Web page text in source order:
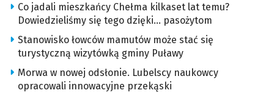
Co jadali mieszkańcy Chełma kilkaset lat temu?
Dowiedzieliśmy się tego dzięki… pasożytom
Stanowisko łowców mamutów może stać się
turystyczną wizytówką gminy Puławy
Morwa w nowej odsłonie. Lubelscy naukowcy
opracowali innowacyjne przekąski